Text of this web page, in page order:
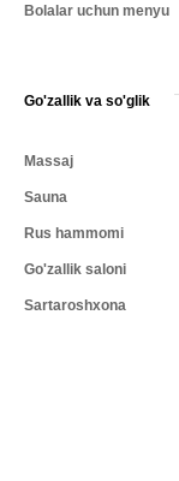
Bolalar uchun menyu
Go'zallik va so'glik
Massaj
Sauna
Rus hammomi
Go'zallik saloni
Sartaroshxona